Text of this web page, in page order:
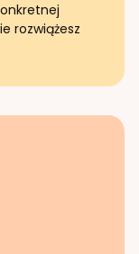
rozwiążesz